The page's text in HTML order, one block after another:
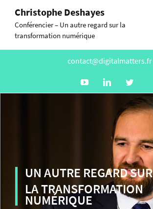
content
contact@digitalmatters.fr
YoutubeLinkedinTwitter
Christophe Deshayes
Conférencier – Un autre regard sur la
transformation numérique
UN AUTRE REGARD SUR
LA TRANSFORMATION
NUMÉRIQUE